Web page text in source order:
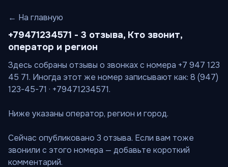
← На главную
+79471234571 - 3 отзыва, Кто звонит,
оператор и регион
Здесь собраны отзывы о звонках с номера +7 947 123
45 71. Иногда этот же номер записывают как: 8 (947)
123-45-71 · +79471234571.
Ниже указаны оператор, регион и город.
Сейчас опубликовано 3 отзыва. Если вам тоже
звонили с этого номера — добавьте короткий
комментарий.